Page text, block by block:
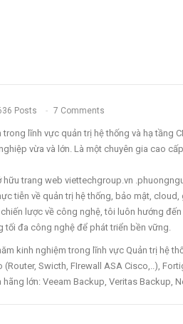
Posts 7 Comments
lĩnh vực quản trị hệ thống và hạ tầng
vừa và lớn. Là một chuyên gia cao
hữu trang web viettechgroup.vn
tiễn về quản trị hệ thống, bảo mật,
lược về công nghệ, tôi luôn hướng
đa công nghệ để phát triển bền vững.
kinh nghiệm trong lĩnh vực Quản trị hệ
Swicth, FIrewall ASA Cisco,..),
lớn: Veeam Backup, Veritas Backup,